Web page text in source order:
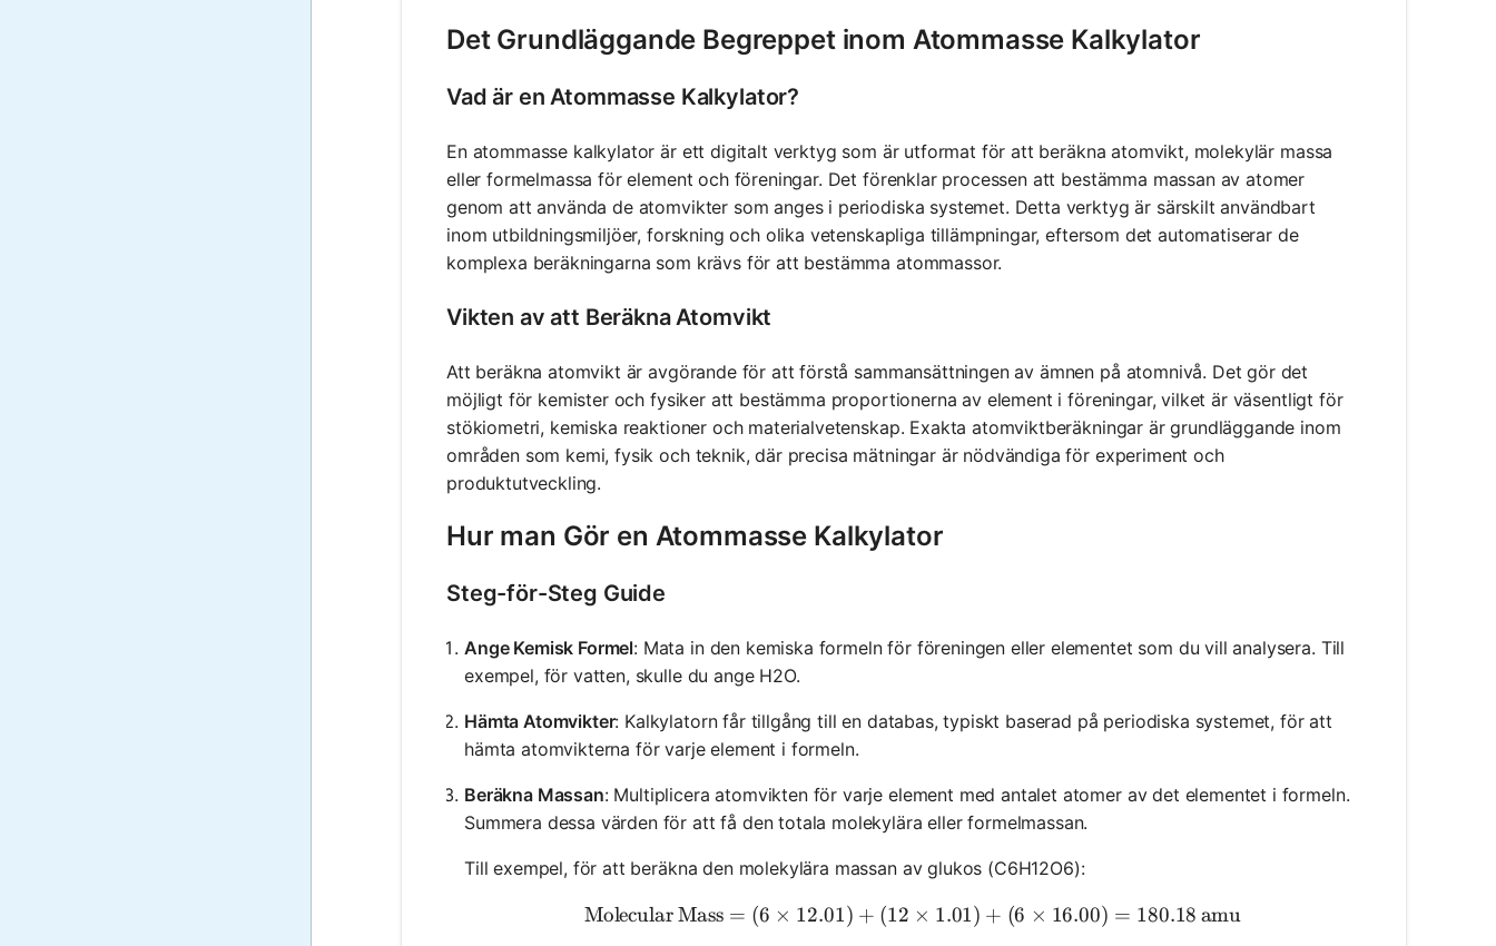
Det Grundläggande Begreppet inom Atommasse Kalkylator
Vad är en Atommasse Kalkylator?
En atommasse kalkylator är ett digitalt verktyg som är utformat för att beräkna atomvikt, molekylär massa
eller formelmassa för element och föreningar. Det förenklar processen att bestämma massan av atomer
genom att använda de atomvikter som anges i periodiska systemet. Detta verktyg är särskilt användbart
inom utbildningsmiljöer, forskning och olika vetenskapliga tillämpningar, eftersom det automatiserar de
komplexa beräkningarna som krävs för att bestämma atommassor.
Vikten av att Beräkna Atomvikt
Att beräkna atomvikt är avgörande för att förstå sammansättningen av ämnen på atomnivå. Det gör det
möjligt för kemister och fysiker att bestämma proportionerna av element i föreningar, vilket är väsentligt för
stökiometri, kemiska reaktioner och materialvetenskap. Exakta atomviktberäkningar är grundläggande inom
områden som kemi, fysik och teknik, där precisa mätningar är nödvändiga för experiment och
produktutveckling.
Hur man Gör en Atommasse Kalkylator
Steg-för-Steg Guide
Ange Kemisk Formel: Mata in den kemiska formeln för föreningen eller elementet som du vill analysera. Till
exempel, för vatten, skulle du ange H2O.
Hämta Atomvikter: Kalkylatorn får tillgång till en databas, typiskt baserad på periodiska systemet, för att
hämta atomvikterna för varje element i formeln.
Beräkna Massan: Multiplicera atomvikten för varje element med antalet atomer av det elementet i formeln.
Summera dessa värden för att få den totala molekylära eller formelmassan.
Till exempel, för att beräkna den molekylära massan av glukos (C6H12O6):
\text{Molecular Mass} = (6 \times 12.01) + (12 \times 1.01)
Molecular Mass = (6 × 12.01) + (12 × 1.01) + (6 × 16.00) = 180.18 amu